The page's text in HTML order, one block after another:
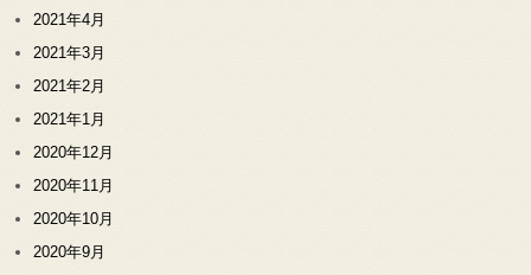
2021年4月
2021年3月
2021年2月
2021年1月
2020年12月
2020年11月
2020年10月
2020年9月